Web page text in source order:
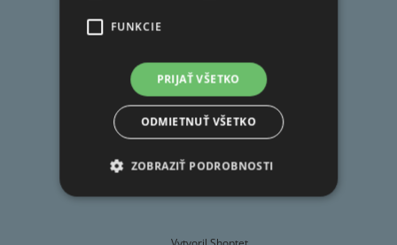
Kontakt
obchod@deivo.sk
+421 908 057 775
FUNKCIE
PRIJAŤ VŠETKO
ODMIETNUŤ VŠETKO
ZOBRAZIŤ PODROBNOSTI